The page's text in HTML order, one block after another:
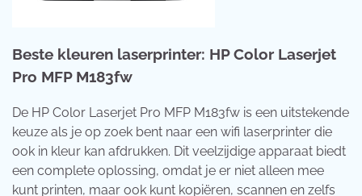
Beste kleuren laserprinter: HP Color Laserjet
Pro MFP M183fw
De HP Color Laserjet Pro MFP M183fw is een uitstekende
keuze als je op zoek bent naar een wifi laserprinter die
ook in kleur kan afdrukken. Dit veelzijdige apparaat biedt
een complete oplossing, omdat je er niet alleen mee
kunt printen, maar ook kunt kopiëren, scannen en zelfs